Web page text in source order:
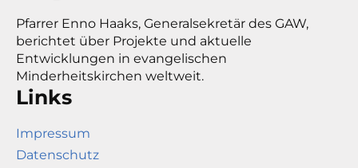
Pfarrer Enno Haaks, Generalsekretär des GAW,
berichtet über Projekte und aktuelle
Entwicklungen in evangelischen
Minderheitskirchen weltweit.
Links
Impressum
Datenschutz